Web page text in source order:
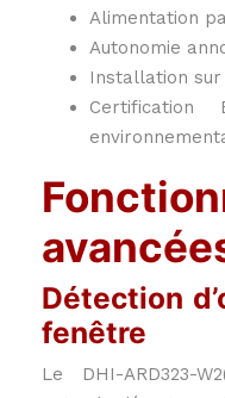
Alimentation
Autonomie
Installation
Certification
Détection
fenêtre
Le DHI-ARD323-